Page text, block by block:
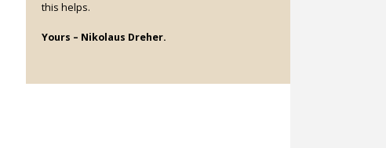
this helps.
Yours – Nikolaus Dreher.